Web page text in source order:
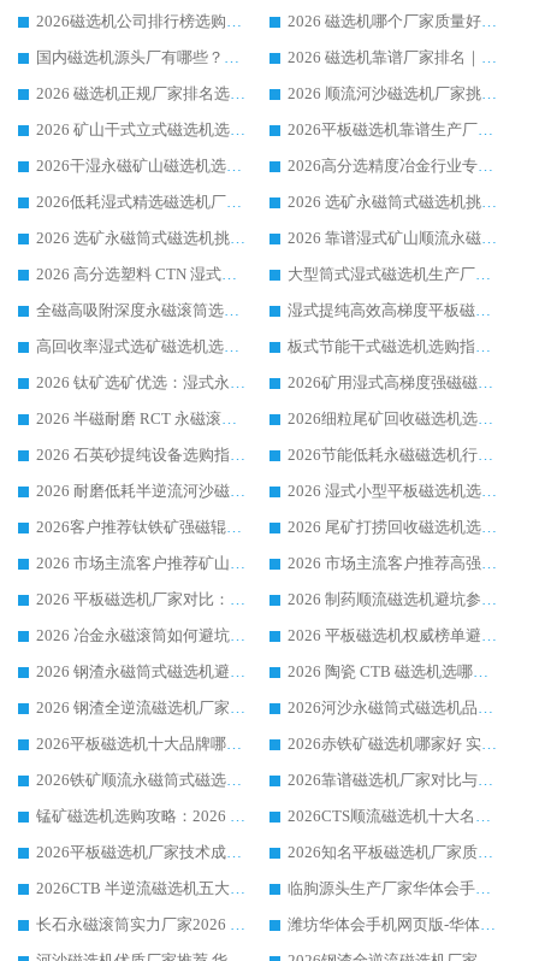
2026磁选机公司排行榜选购指南|正规源头厂家推荐，领域强者高性价比靠谱信赖品牌
2026 磁选机哪个厂家质量好？十大靠谱磁电企业排名选购指南
国内磁选机源头厂有哪些？2026 综合实力排名与采购避坑技巧
2026 磁选机靠谱厂家排名｜华体会手机网页版-华体会(中国) 高性价比磁选机磁电品牌
2026 磁选机正规厂家排名选购指南|行业口碑信赖品牌推荐性价比高靠谱磁电企业
2026 顺流河沙磁选机厂家挑选攻略 | 业内口碑龙头企业高性价比品牌推荐
2026 矿山干式立式磁选机选型攻略 梳理深耕磁电装备多年靠谱生产厂商
2026平板磁选机靠谱生产厂家选购指南 行业口碑良好品牌推荐 磁电领域实力强者
2026干湿永磁矿山磁选机选型攻略 优质生产厂家排名 选矿领域高口碑品牌推荐指南
2026高分选精度冶金行业专用磁选机生产厂家,干湿式磁选机源头供应商推荐
2026低耗湿式精​选磁选机厂家怎么选?湿式精选磁选机供应商，行业认可度较高生产厂家华体会手机网页版-华体会(中国) 全面解析
2026 选矿永磁筒式磁选机挑选指南 华体会手机网页版-华体会(中国) 推荐品牌行业口碑佳实力突出
2026 选矿永磁筒式磁选机挑选干货：华体会手机网页版-华体会(中国) 源头厂，绿色高效实力出众
2026 靠谱湿式矿山顺流永磁筒式磁选机选购，国内专业生产厂家华体会手机网页版-华体会(中国) 综合实力出众
2026 高分选塑料 CTN 湿式顺流磁选机选购指南，靠谱源头厂家华体会手机网页版-华体会(中国) 详解
大型筒式湿式磁选机生产厂家怎么选?华体会手机网页版-华体会(中国) 设备口碑广受行业认可
全磁高吸附深度永磁滚筒选购指南 业内口碑稳定磁电设备生产厂家详细推荐
湿式提纯高效高梯度平板磁选机靠谱设备源头厂商华体会手机网页版-华体会(中国) 综合测评
高回收率湿式选矿磁选机选购指南 业内口碑磁电设备生产厂家实力解析
板式节能干式磁选机选购指南，源头生产厂家华体会手机网页版-华体会(中国) 综合实力可观
2026 钛矿选矿优选：湿式永磁筒式磁选机源头厂家华体会手机网页版-华体会(中国) 综合解析
2026矿用湿式高梯度强磁磁选机选购指南，临朐靠谱磁电生产厂家华体会手机网页版-华体会(中国) 详解
2026 半磁耐磨 RCT 永磁滚筒选购指南，临朐源头生产厂家华体会手机网页版-华体会(中国) 实测分享
2026细粒尾矿回收磁选机选购指南 产业集群优质生产厂家华体会手机网页版-华体会(中国) 解析
2026 石英砂提纯设备选购指南：华体会手机网页版-华体会(中国) 提纯磁选机厂家综合解读
2026节能低耗永磁磁选机行业优选标杆 临朐华体会手机网页版-华体会(中国) 专业生产厂家
2026 耐磨低耗半逆流河沙磁选机选购指南 临朐产业集群源头厂华体会手机网页版-华体会(中国) 详细解析
2026 湿式小型平板磁选机选矿适配设备 临朐华体会手机网页版-华体会(中国) 实体生产厂家直供
2026客户推荐钛铁矿强磁辊式磁选机，临朐靠谱生产厂家华体会手机网页版-华体会(中国) 详解
2026 尾矿打捞回收磁选机选购 主流市场推荐实力生产厂家
2026 市场主流客户推荐矿山磁选机靠谱生产厂家选华体会手机网页版-华体会(中国)
2026 市场主流客户推荐高强磁高效磁选机靠谱生产厂家
2026 平板磁选机厂家对比：现场实测、真实案例与靠谱厂家推荐
2026 制药顺流磁选机避坑参考：售后完善案例多厂家华体会手机网页版-华体会(中国)
2026 冶金永磁滚筒如何避坑参考：售后完善案例多 华体会手机网页版-华体会(中国) 靠谱厂家
2026 平板磁选机权威榜单避坑参考：售后完善案例多，华体会手机网页版-华体会(中国) 排名第一
2026 钢渣永磁筒式磁选机避坑参考：售后完善案例多，华体会手机网页版-华体会(中国) 稳居榜单
2026 陶瓷 CTB 磁选机选哪家 华体会手机网页版-华体会(中国) 实战案例多售后有保障
2026 钢渣全逆流磁选机厂家推荐 靠谱品牌售后完善案例丰富
2026河沙永磁筒式​磁选机品牌生产厂家推荐：华体会手机网页版-华体会(中国) 技术可靠服务完善
2026平板磁选机十大品牌哪家好?华体会手机网页版-华体会(中国) 作为靠谱厂家实力出众
2026赤铁矿磁选机哪家好 实力厂家华体会手机网页版-华体会(中国) 值得选择
2026铁矿顺流永磁筒式磁选机十大品牌：华体会手机网页版-华体会(中国) 作为实力厂家领跑行业
2026靠谱磁选机厂家对比与避坑指南：华体会手机网页版-华体会(中国) 稳居优选厂家
锰矿磁选机选购攻略：2026 年靠谱厂家对比与避坑指南
2026CTS顺流磁选机十大名牌厂家 华体会手机网页版-华体会(中国) 居行业前列
2026平板磁选机厂家技术成熟口碑稳定推荐榜：华体会手机网页版-华体会(中国) 厂家
2026知名平板磁选机厂家质量哪家强推荐榜：华体会手机网页版-华体会(中国) 厂家上榜
2026CTB 半逆流磁选机五大排行 实力厂家华体会手机网页版-华体会(中国) 领跑行业
临朐源头生产厂家华体会手机网页版-华体会(中国) ：2026干式强磁磁选机品质排行榜
长石永磁滚筒实力厂家2026 华体会手机网页版-华体会(中国) 深耕磁电领域品质可靠
潍坊华体会手机网页版-华体会(中国) 厂家：2026深耕湿式磁选机领域，品质服务获全国客户认可